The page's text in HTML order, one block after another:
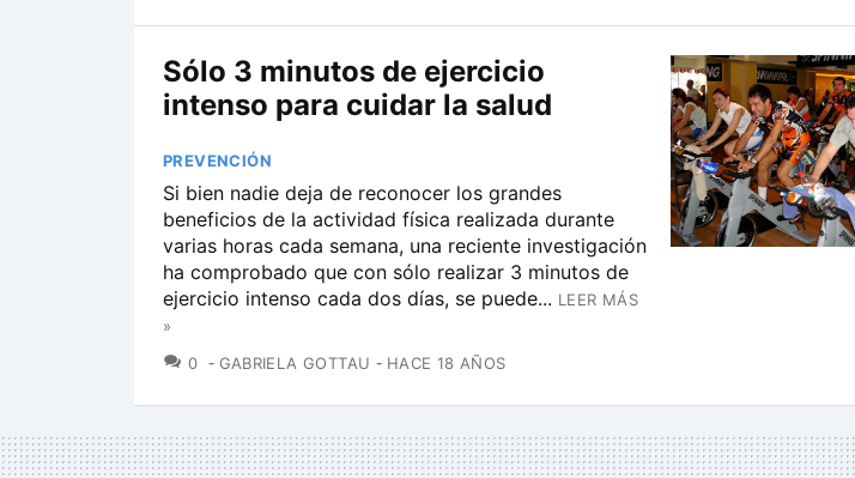
Sólo 3 minutos de ejercicio
intenso para cuidar la salud
PREVENCIÓN
Si bien nadie deja de reconocer los grandes
beneficios de la actividad física realizada durante
varias horas cada semana, una reciente investigación
ha comprobado que con sólo realizar 3 minutos de
ejercicio intenso cada dos días, se puede... LEER MÁS
»
0 COMENTARIOS
GABRIELA GOTTAU HACE 18 AÑOS